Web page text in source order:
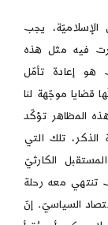
الإسلاميّة، يجب
فيه مثل هذه
هو إعادة تأمّل
قضايا موجّهة لنا
المظاهر تؤكّد
الذكر، تلك التي
الكارثيّ
تنتهي معه رحلة
السياسيّ. إنّ